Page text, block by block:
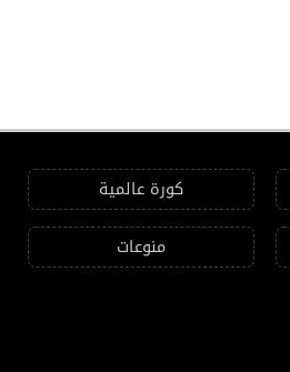
كورة عالمية
منوعات